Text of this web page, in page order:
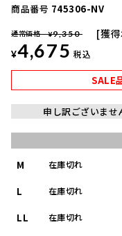
商品番号 745306-NV
通常価格 ¥9,350
¥4,675 税込
獲
SALE
申し訳ございませ
M
在庫切れ
L
在庫切れ
LL
在庫切れ